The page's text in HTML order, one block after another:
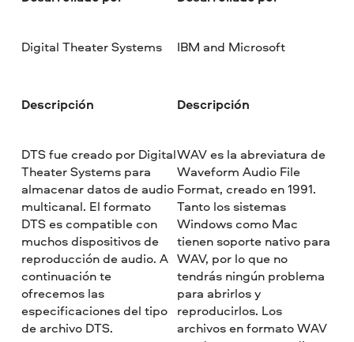
Digital Theater Systems
Descripción
DTS fue creado por Digital
Theater Systems para
almacenar datos de audio
multicanal. El formato
DTS es compatible con
muchos dispositivos de
reproducción de audio. A
continuación te
ofrecemos las
especificaciones del tipo
de archivo DTS.
IBM and Microsoft
Descripción
WAV es la abreviatura de
Waveform Audio File
Format, creado en 1991.
Tanto los sistemas
Windows como Mac
tienen soporte nativo para
WAV, por lo que no
tendrás ningún problema
para abrirlos y
reproducirlos. Los
archivos en formato WAV